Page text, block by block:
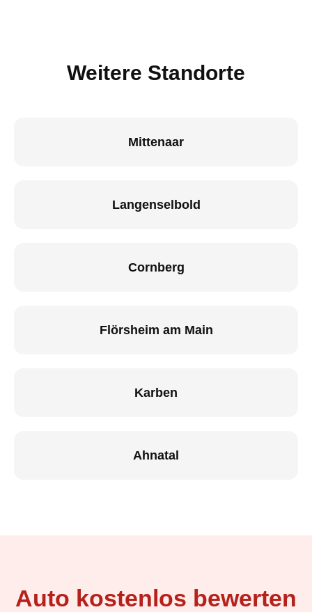
Weitere Standorte
Mittenaar
Langenselbold
Cornberg
Flörsheim am Main
Karben
Ahnatal
Auto kostenlos bewerten